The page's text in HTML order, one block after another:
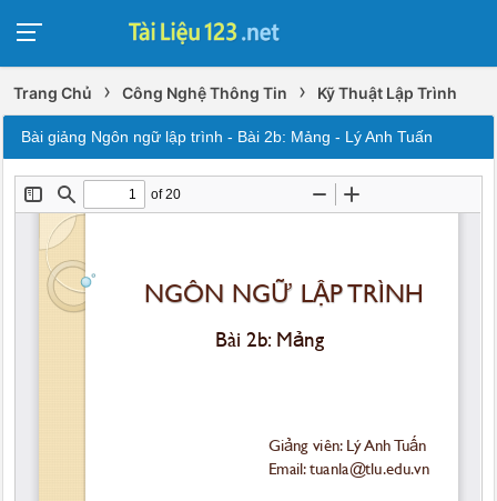
Trang Chủ › Công Nghệ Thông Tin › Kỹ Thuật Lập Trình
Bài giảng Ngôn ngữ lập trình - Bài 2b: Mảng - Lý Anh Tuấn